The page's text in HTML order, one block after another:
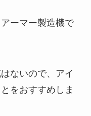
ーマー製造機で
ないので、アイ
をおすすめしま